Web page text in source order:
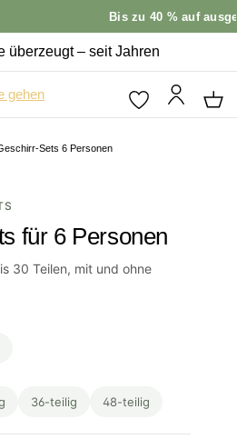
Bis zu 40 % auf
überzeugt – seit Jahren
Sets 6 Personen
für 6 Personen
30 Teilen, mit und ohne
36-teilig 48-teilig